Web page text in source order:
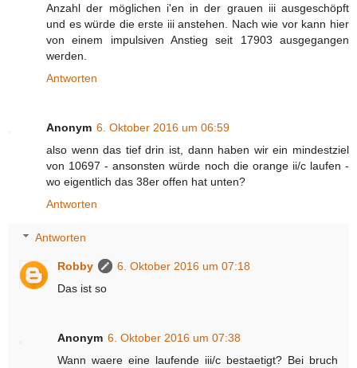
Anzahl der möglichen i'en in der grauen iii ausgeschöpft
und es würde die erste iii anstehen. Nach wie vor kann hier
von einem impulsiven Anstieg seit 17903 ausgegangen
werden.
Antworten
Anonym 6. Oktober 2016 um 06:59
also wenn das tief drin ist, dann haben wir ein mindestziel
von 10697 - ansonsten würde noch die orange ii/c laufen -
wo eigentlich das 38er offen hat unten?
Antworten
Antworten
Robby
6. Oktober 2016 um 07:18
Das ist so
Anonym 6. Oktober 2016 um 07:38
Wann waere eine laufende iii/c bestaetigt? Bei bruch